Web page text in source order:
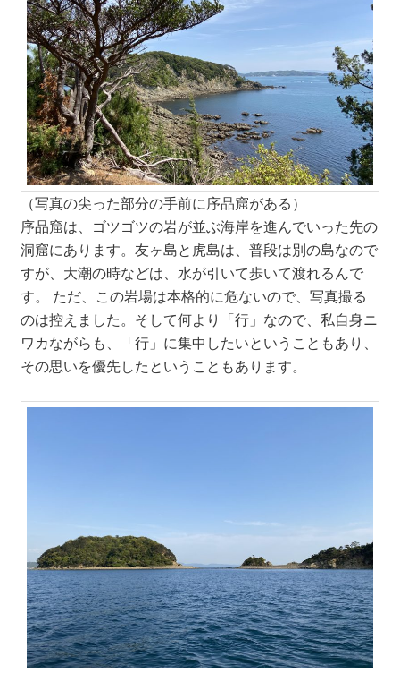
（写真の尖った部分の手前に序品窟がある）
序品窟は、ゴツゴツの岩が並ぶ海岸を進んでいった先の
洞窟にあります。友ヶ島と虎島は、普段は別の島なので
すが、大潮の時などは、水が引いて歩いて渡れるんで
す。 ただ、この岩場は本格的に危ないので、写真撮る
のは控えました。そして何より「行」なので、私自身ニ
ワカながらも、「行」に集中したいということもあり、
その思いを優先したということもあります。